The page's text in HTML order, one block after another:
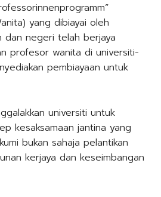
yang dibiayai oleh
dan negeri telah berjaya
profesor wanita di universiti-
pembiayaan untuk
universiti untuk
kesaksamaan jantina yang
bukan sahaja pelantikan
kerjaya dan keseimbangan